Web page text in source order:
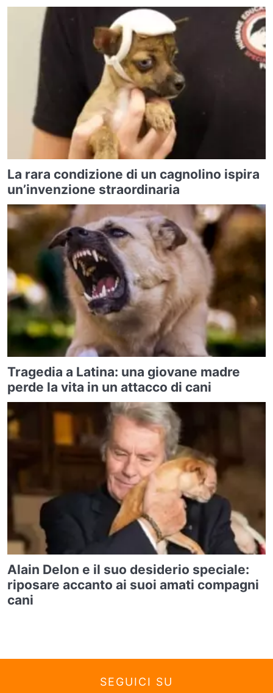
La rara condizione di un cagnolino ispira
un’invenzione straordinaria
Tragedia a Latina: una giovane madre
perde la vita in un attacco di cani
Alain Delon e il suo desiderio speciale:
riposare accanto ai suoi amati compagni
cani
SEGUICI SU